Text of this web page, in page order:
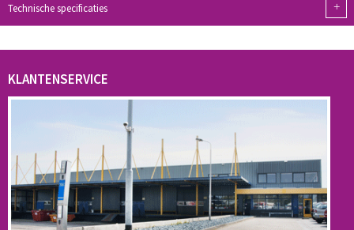
Technische specificaties +
KLANTENSERVICE